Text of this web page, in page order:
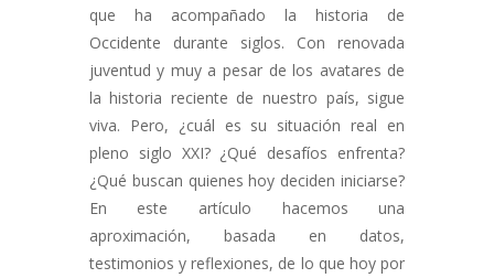
que ha acompañado la historia de
Occidente durante siglos. Con renovada
juventud y muy a pesar de los avatares de
la historia reciente de nuestro país, sigue
viva. Pero, ¿cuál es su situación real en
pleno siglo XXI? ¿Qué desafíos enfrenta?
¿Qué buscan quienes hoy deciden iniciarse?
En este artículo hacemos una
aproximación, basada en datos,
testimonios y reflexiones, de lo que hoy por